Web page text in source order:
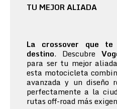
TU MEJOR ALIADA
La crossover que
destino. Descubre
para ser tu mejor
esta motocicleta
avanzada y un diseño
perfectamente a la
rutas off-road más